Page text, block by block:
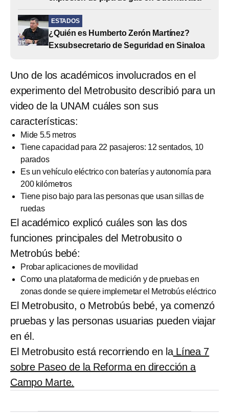
ESTADOS
¿Quién es Humberto Zerón Martínez?
Exsubsecretario de Seguridad en Sinaloa
Uno de los académicos involucrados en el
experimento del Metrobusito describió para un
video de la UNAM cuáles son sus
características:
Mide 5.5 metros
Tiene capacidad para 22 pasajeros: 12 sentados, 10
parados
Es un vehículo eléctrico con baterías y autonomía para
200 kilómetros
Tiene piso bajo para las personas que usan sillas de
ruedas
El académico explicó cuáles son las dos
funciones principales del Metrobusito o
Metrobús bebé:
Probar aplicaciones de movilidad
Como una plataforma de medición y de pruebas en
zonas donde se quiere implemetar el Metrobús eléctrico
El Metrobusito, o Metrobús bebé, ya comenzó
pruebas y las personas usuarias pueden viajar
en él.
El Metrobusito está recorriendo en laLínea 7
sobre Paseo de la Reforma en dirección a
Campo Marte.